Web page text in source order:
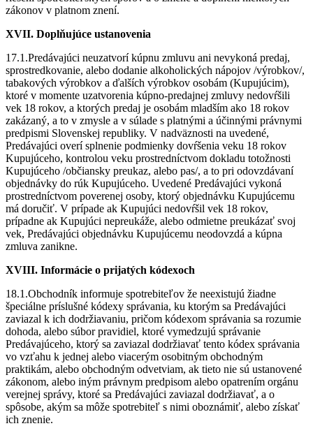
zákonov v platnom znení.
XVII. Doplňujúce ustanovenia
17.1.Predávajúci neuzatvorí kúpnu zmluvu ani nevykoná predaj,
sprostredkovanie, alebo dodanie alkoholických nápojov /výrobkov/,
tabakových výrobkov a ďalších výrobkov osobám (Kupujúcim),
ktoré v momente uzatvorenia kúpno-predajnej zmluvy nedovŕšili
vek 18 rokov, a ktorých predaj je osobám mladším ako 18 rokov
zakázaný, a to v zmysle a v súlade s platnými a účinnými právnymi
predpismi Slovenskej republiky. V nadväznosti na uvedené,
Predávajúci overí splnenie podmienky dovŕšenia veku 18 rokov
Kupujúceho, kontrolou veku prostredníctvom dokladu totožnosti
Kupujúceho /občiansky preukaz, alebo pas/, a to pri odovzdávaní
objednávky do rúk Kupujúceho. Uvedené Predávajúci vykoná
prostredníctvom poverenej osoby, ktorý objednávku Kupujúcemu
má doručiť. V prípade ak Kupujúci nedovŕšil vek 18 rokov,
prípadne ak Kupujúci nepreukáže, alebo odmietne preukázať svoj
vek, Predávajúci objednávku Kupujúcemu neodovzdá a kúpna
zmluva zanikne.
XVIII. Informácie o prijatých kódexoch
18.1.Obchodník informuje spotrebiteľov že neexistujú žiadne
špeciálne príslušné kódexy správania, ku ktorým sa Predávajúci
zaviazal k ich dodržiavaniu, pričom kódexom správania sa rozumie
dohoda, alebo súbor pravidiel, ktoré vymedzujú správanie
Predávajúceho, ktorý sa zaviazal dodržiavať tento kódex správania
vo vzťahu k jednej alebo viacerým osobitným obchodným
praktikám, alebo obchodným odvetviam, ak tieto nie sú ustanovené
zákonom, alebo iným právnym predpisom alebo opatrením orgánu
verejnej správy, ktoré sa Predávajúci zaviazal dodržiavať, a o
spôsobe, akým sa môže spotrebiteľ s nimi oboznámiť, alebo získať
ich znenie.